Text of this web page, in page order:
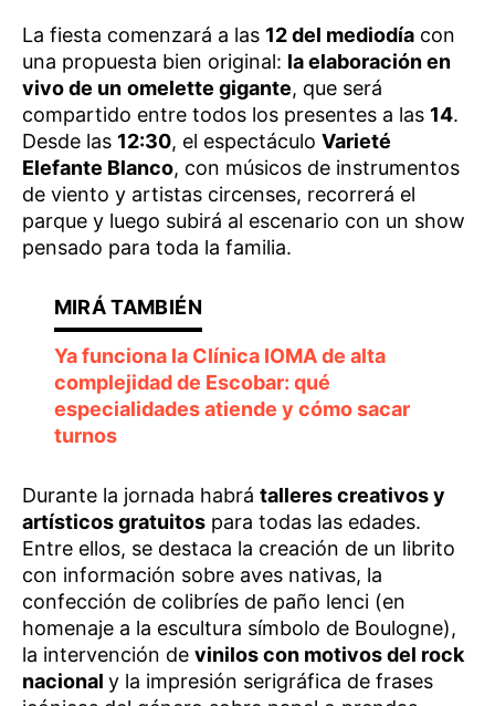
La fiesta comenzará a las 12 del mediodía con
una propuesta bien original: la elaboración en
vivo de un omelette gigante, que será
compartido entre todos los presentes a las 14.
Desde las 12:30, el espectáculo Varieté
Elefante Blanco, con músicos de instrumentos
de viento y artistas circenses, recorrerá el
parque y luego subirá al escenario con un show
pensado para toda la familia.
Ya funciona la Clínica IOMA de alta
complejidad de Escobar: qué
especialidades atiende y cómo sacar
turnos
Durante la jornada habrá talleres creativos y
artísticos gratuitos para todas las edades.
Entre ellos, se destaca la creación de un librito
con información sobre aves nativas, la
confección de colibríes de paño lenci (en
homenaje a la escultura símbolo de Boulogne),
la intervención de vinilos con motivos del rock
nacional y la impresión serigráfica de frases